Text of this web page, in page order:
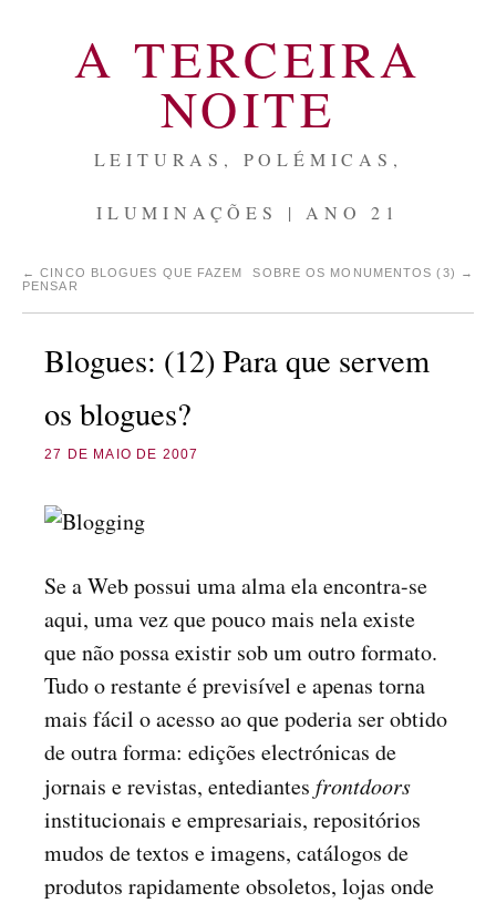
A TERCEIRA
NOITE
LEITURAS, POLÉMICAS,
ILUMINAÇÕES | ANO 21
← CINCO BLOGUES QUE FAZEM
PENSAR
SOBRE OS MONUMENTOS (3) →
Blogues: (12) Para que servem
os blogues?
27 DE MAIO DE 2007
Se a Web possui uma alma ela encontra-se
aqui, uma vez que pouco mais nela existe
que não possa existir sob um outro formato.
Tudo o restante é previsível e apenas torna
mais fácil o acesso ao que poderia ser obtido
de outra forma: edições electrónicas de
jornais e revistas, entediantes frontdoors
institucionais e empresariais, repositórios
mudos de textos e imagens, catálogos de
produtos rapidamente obsoletos, lojas onde